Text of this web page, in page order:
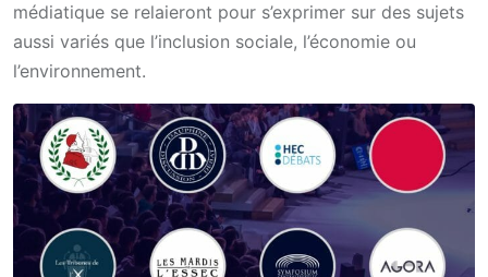
médiatique se relaieront pour s’exprimer sur des sujets
aussi variés que l’inclusion sociale, l’économie ou
l’environnement.